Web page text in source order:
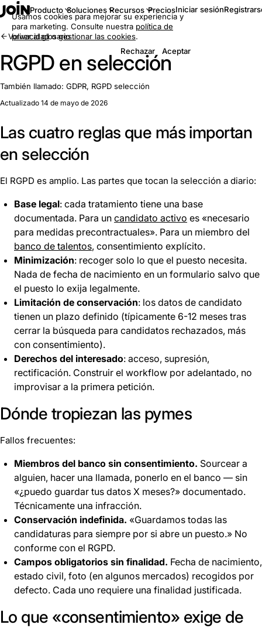
Producto Soluciones Recursos PreciosIniciar sesión
Volver al glosario
RGPD en selección
También llamado: GDPR, RGPD selección
Actualizado 14 de mayo de 2026
Las cuatro reglas que más importan
en selección
El RGPD es amplio. Las partes que tocan la selección a diario:
Base legal: cada tratamiento tiene una base
documentada. Para un candidato activo es «necesario
para medidas precontractuales». Para un miembro del
banco de talentos, consentimiento explícito.
Minimización: recoger solo lo que el puesto necesita.
Nada de fecha de nacimiento en un formulario salvo que
el puesto lo exija legalmente.
Limitación de conservación: los datos de candidato
tienen un plazo definido (típicamente 6-12 meses tras
cerrar la búsqueda para candidatos rechazados, más
con consentimiento).
Derechos del interesado: acceso, supresión,
rectificación. Construir el workflow por adelantado, no
improvisar a la primera petición.
Dónde tropiezan las pymes
Fallos frecuentes:
Miembros del banco sin consentimiento. Sourcear a
alguien, hacer una llamada, ponerlo en el banco — sin
«¿puedo guardar tus datos X meses?» documentado.
Técnicamente una infracción.
Conservación indefinida. «Guardamos todas las
candidaturas para siempre por si abre un puesto.» No
conforme con el RGPD.
Campos obligatorios sin finalidad. Fecha de nacimiento,
estado civil, foto (en algunos mercados) recogidos por
defecto. Cada uno requiere una finalidad justificada.
Lo que «consentimiento» exige de
Usamos cookies para mejorar su experiencia y
para marketing. Consulte nuestra política de
privacidadogestionar las cookies.
Rechazar
Aceptar